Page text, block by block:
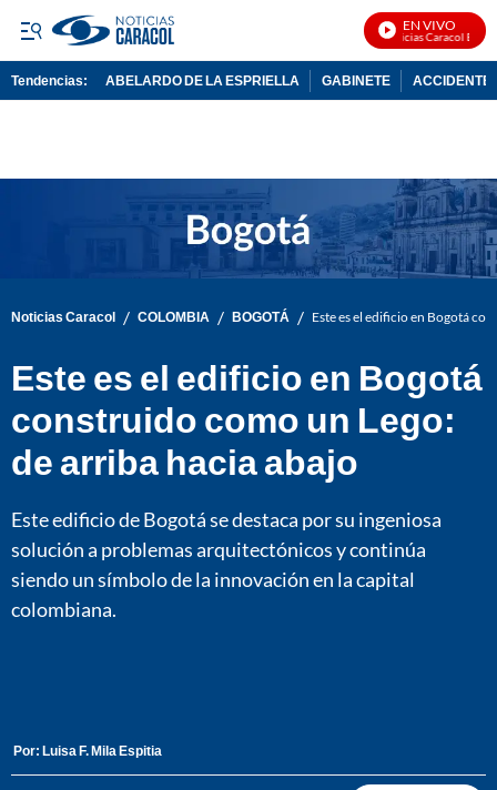
EN VIVO
Noticias Caracol En Vivo
Tendencias: ABELARDO DE LA ESPRIELLA GABINETE ACCIDENTE
Noticias Caracol / COLOMBIA / BOGOTÁ / Este es el edificio en Bogotá
Este es el edificio en Bogotá
construido como un Lego:
de arriba hacia abajo
Este edificio de Bogotá se destaca por su ingeniosa
solución a problemas arquitectónicos y continúa
siendo un símbolo de la innovación en la capital
colombiana.
Por: Luisa F. Mila Espitia